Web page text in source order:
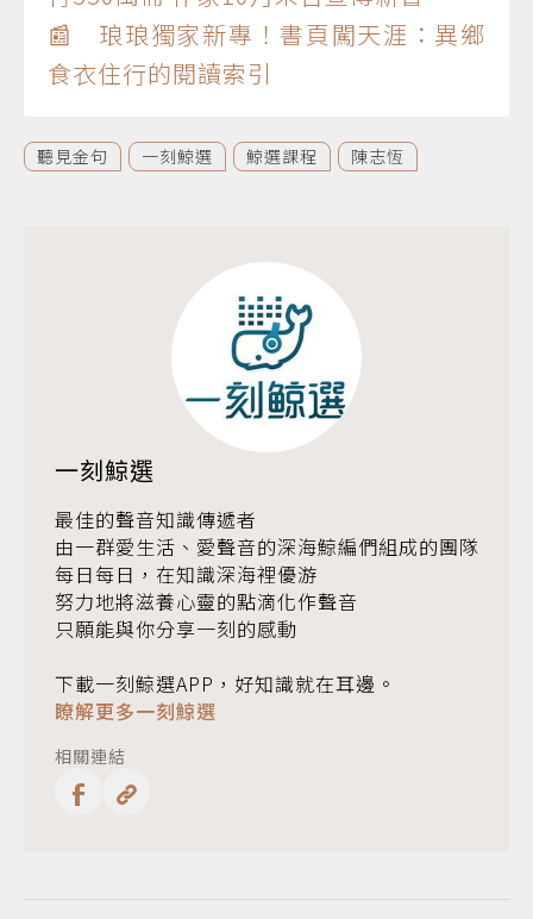
📰 琅琅獨家新專！書頁闖天涯：異鄉
食衣住行的閱讀索引
聽見金句 一刻鯨選 鯨選課程 陳志恆
一刻鯨選
最佳的聲音知識傳遞者
由一群愛生活、愛聲音的深海鯨編們組成的團隊
每日每日，在知識深海裡優游
努力地將滋養心靈的點滴化作聲音
只願能與你分享一刻的感動
下載一刻鯨選APP，好知識就在耳邊。
瞭解更多一刻鯨選
相關連結